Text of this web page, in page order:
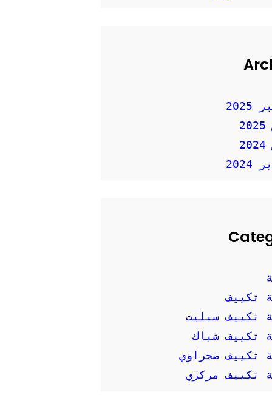
تكييف
تكييف سبليت
تكييف شباك
تكييف صحراوي
تكييف مركزي